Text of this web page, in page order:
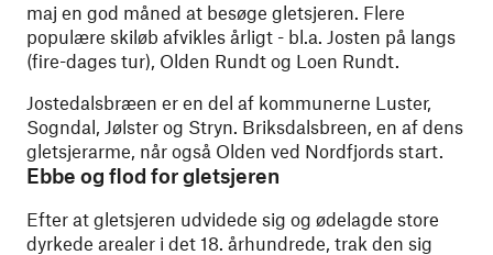
maj en god måned at besøge gletsjeren. Flere
populære skiløb afvikles årligt - bl.a. Josten på langs
(fire-dages tur), Olden Rundt og Loen Rundt.
Jostedalsbræen er en del af kommunerne Luster,
Sogndal, Jølster og Stryn. Briksdalsbreen, en af ​​dens
gletsjerarme, når også Olden ved Nordfjords start.
Ebbe og flod for gletsjeren
Efter at gletsjeren udvidede sig og ødelagde store
dyrkede arealer i det 18. århundrede, trak den sig